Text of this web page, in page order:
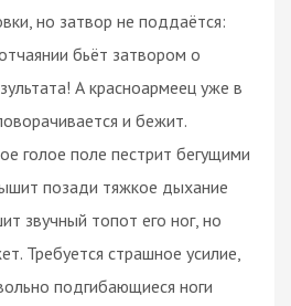
но затвор не поддаётся:
бьёт затвором о
А красноармеец уже в
и бежит.
голое поле пестрит бегущими
позади тяжкое дыхание
звучный топот его ног, но
Требуется страшное усилие,
подгибающиеся ноги